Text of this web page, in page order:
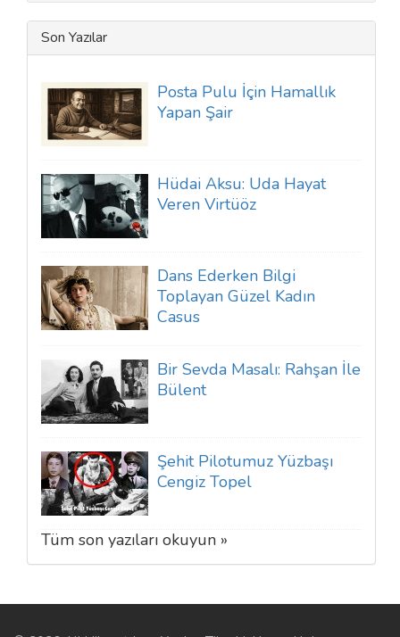
Son Yazılar
Posta Pulu İçin Hamallık
Yapan Şair
Hüdai Aksu: Uda Hayat
Veren Virtüöz
Dans Ederken Bilgi
Toplayan Güzel Kadın
Casus
Bir Sevda Masalı: Rahşan İle
Bülent
Şehit Pilotumuz Yüzbaşı
Cengiz Topel
Tüm son yazıları okuyun »